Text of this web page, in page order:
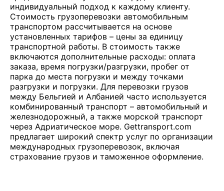
индивидуальный подход к каждому клиенту.
Стоимость грузоперевозки автомобильным
транспортом рассчитывается на основе
установленных тарифов – цены за единицу
транспортной работы. В стоимость также
включаются дополнительные расходы: оплата
заказа, время погрузки/разгрузки, пробег от
парка до места погрузки и между точками
разгрузки и погрузки. Для перевозки грузов
между Бельгией и Албанией часто используется
комбинированный транспорт – автомобильный и
железнодорожный, а также морской транспорт
через Адриатическое море. Gettransport.com
предлагает широкий спектр услуг по организации
международных грузоперевозок, включая
страхование грузов и таможенное оформление.